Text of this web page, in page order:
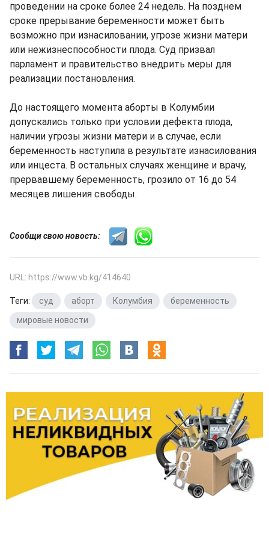
проведении на сроке более 24 недель. На позднем
сроке прерывание беременности может быть
возможно при изнасиловании, угрозе жизни матери
или нежизнеспособности плода. Суд призвал
парламент и правительство внедрить меры для
реализации постановления.
До настоящего момента аборты в Колумбии
допускались только при условии дефекта плода,
наличии угрозы жизни матери и в случае, если
беременность наступила в результате изнасилования
или инцеста. В остальных случаях женщине и врачу,
прервавшему беременность, грозило от 16 до 54
месяцев лишения свободы.
Сообщи свою новость:
URL: https://www.vb.kg/414640
Теги: суд аборт Колумбия беременность
мировые новости